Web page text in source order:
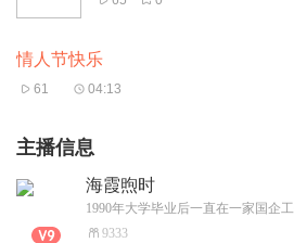
9、入我相思门，知我相思苦，长相思兮
——李白《三五七言》
12、凄凉别后两应同，最是不胜清怨月
13、只愿君心似我心，定不负相思意。
情人节快乐
61 04:13
主播信息
海霞煦时
9333